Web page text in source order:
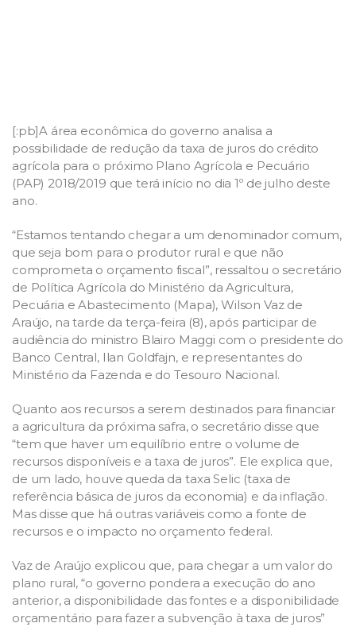
[:pb]A área econômica do governo analisa a
possibilidade de redução da taxa de juros do crédito
agrícola para o próximo Plano Agrícola e Pecuário
(PAP) 2018/2019 que terá início no dia 1º de julho deste
ano.
“Estamos tentando chegar a um denominador comum,
que seja bom para o produtor rural e que não
comprometa o orçamento fiscal”, ressaltou o secretário
de Política Agrícola do Ministério da Agricultura,
Pecuária e Abastecimento (Mapa), Wilson Vaz de
Araújo, na tarde da terça-feira (8), após participar de
audiência do ministro Blairo Maggi com o presidente do
Banco Central, Ilan Goldfajn, e representantes do
Ministério da Fazenda e do Tesouro Nacional.
Quanto aos recursos a serem destinados para financiar
a agricultura da próxima safra, o secretário disse que
“tem que haver um equilíbrio entre o volume de
recursos disponíveis e a taxa de juros”. Ele explica que,
de um lado, houve queda da taxa Selic (taxa de
referência básica de juros da economia) e da inflação.
Mas disse que há outras variáveis como a fonte de
recursos e o impacto no orçamento federal.
Vaz de Araújo explicou que, para chegar a um valor do
plano rural, “o governo pondera a execução do ano
anterior, a disponibilidade das fontes e a disponibilidade
orçamentário para fazer a subvenção à taxa de juros”